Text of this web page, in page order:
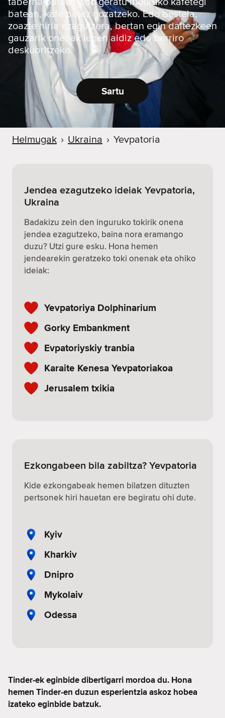
taberna batean edo geratu inguruko kafetegi
batean, kafe batez gozatzeko. Edo bestela,
zoazte hiria ezagutzera, bertan egin daitezkeen
gauzarik onenak lehen aldiz edo berriro
deskubritzeko.
Sartu
Helmugak › Ukraina › Yevpatoria
Jendea ezagutzeko ideiak Yevpatoria,
Ukraina
Badakizu zein den inguruko tokirik onena
jendea ezagutzeko, baina nora eramango
duzu? Utzi gure esku. Hona hemen
jendearekin geratzeko toki onenak eta ohiko
ideiak:
Yevpatoriya Dolphinarium
Gorky Embankment
Evpatoriyskiy tranbia
Karaite Kenesa Yevpatoriakoa
Jerusalem txikia
Ezkongabeen bila zabiltza? Yevpatoria
Kide ezkongabeak hemen bilatzen dituzten
pertsonek hiri hauetan ere begiratu ohi dute.
Kyiv
Kharkiv
Dnipro
Mykolaiv
Odessa
Tinder-ek eginbide dibertigarri mordoa du. Hona
hemen Tinder-en duzun esperientzia askoz hobea
izateko eginbide batzuk.